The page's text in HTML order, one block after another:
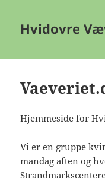
Hvidovre
Hjemmeside for
Vi er en gruppe
mandag aften og